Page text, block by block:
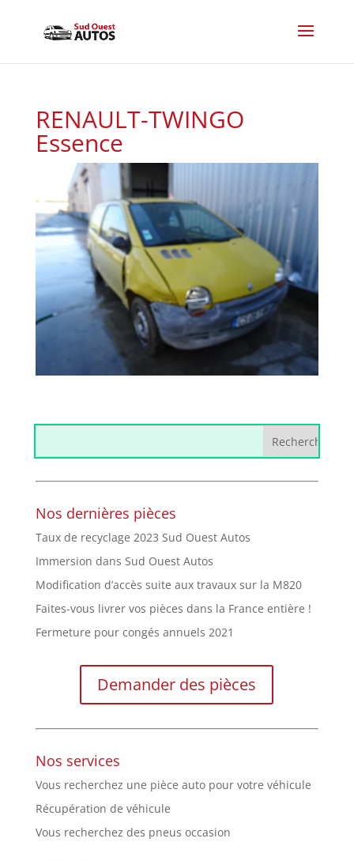
RENAULT-TWINGO
Essence
Nos dernières pièces
Taux de recyclage 2023 Sud Ouest Autos
Immersion dans Sud Ouest Autos
Modification d’accès suite aux travaux sur la M820
Faites-vous livrer vos pièces dans la France entière !
Fermeture pour congés annuels 2021
Demander des pièces
Nos services
Vous recherchez une pièce auto pour votre véhicule
Récupération de véhicule
Vous recherchez des pneus occasion